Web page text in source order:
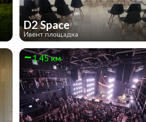
D2 Space
Ивент площадка
1.45 км